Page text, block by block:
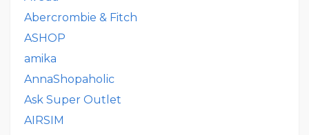
Abercrombie & Fitch
ASHOP
amika
AnnaShopaholic
Ask Super Outlet
AIRSIM